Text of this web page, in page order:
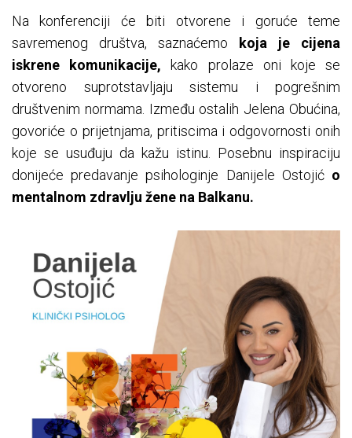
Na konferenciji će biti otvorene i goruće teme
savremenog društva, saznaćemo koja je cijena
iskrene komunikacije, kako prolaze oni koje se
otvoreno suprotstavljaju sistemu i pogrešnim
društvenim normama. Između ostalih Jelena Obućina,
govoriće o prijetnjama, pritiscima i odgovornosti onih
koje se usuđuju da kažu istinu. Posebnu inspiraciju
donijeće predavanje psihologinje Danijele Ostojić o
mentalnom zdravlju žene na Balkanu.